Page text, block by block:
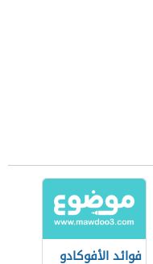
فوائد الأفوكادو